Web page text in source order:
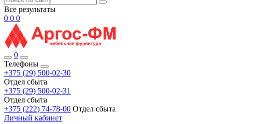
Все результаты
0 0 0
0
Телефоны
+375 (29) 500-02-30
Отдел сбыта
+375 (29) 500-02-31
Отдел сбыта
+375 (222) 74-78-00 Отдел сбыта
Личный кабинет